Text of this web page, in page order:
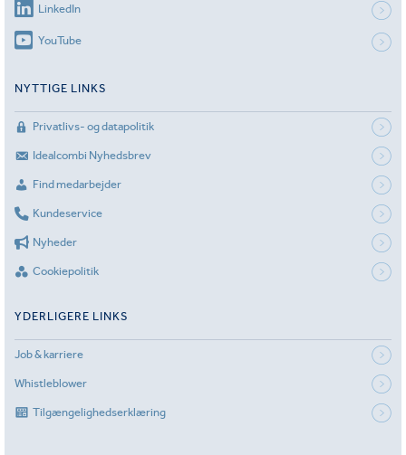
LinkedIn
YouTube
NYTTIGE LINKS
Privatlivs- og datapolitik
Idealcombi Nyhedsbrev
Find medarbejder
Kundeservice
Nyheder
Cookiepolitik
YDERLIGERE LINKS
Job & karriere
Whistleblower
Tilgængelighedserklæring